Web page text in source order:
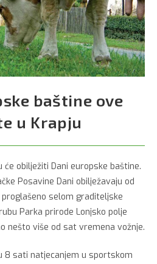
baštine ove
u Krapju
će obilježiti Dani europske baštine.
Posavine Dani obilježavaju od
proglašeno selom graditeljske
Parka prirode Lonjsko polje
nešto više od sat vremena vožnje.
8 sati natjecanjem u sportskom